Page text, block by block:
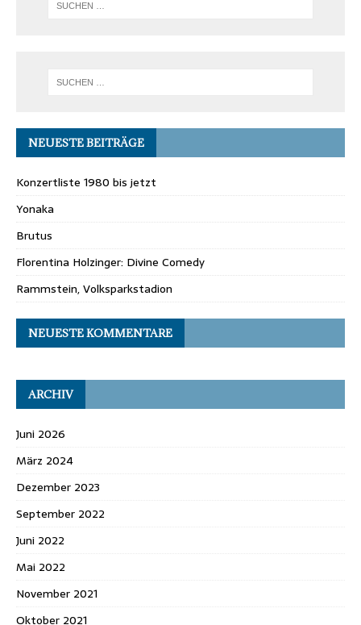
NEUESTE BEITRÄGE
Konzertliste 1980 bis jetzt
Yonaka
Brutus
Florentina Holzinger: Divine Comedy
Rammstein, Volksparkstadion
NEUESTE KOMMENTARE
ARCHIV
Juni 2026
März 2024
Dezember 2023
September 2022
Juni 2022
Mai 2022
November 2021
Oktober 2021